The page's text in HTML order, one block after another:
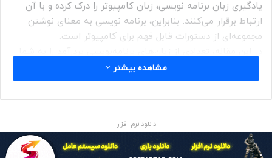
یادگیری زبان برنامه نویسی، زبان کامپیوتر را درک کرده و با آن
ارتباط برقرار می‌کنند. بنابراین، برنامه نویسی به معنای نوشتن
مجموعه‌ای از دستورات قابل فهم برای کامپیوتر است.
معرفی می‌کنیم و به بررسی مزایا و معایب برخی از این زبان‌ها
می‌پردازیم. همچنین نمونه‌هایی از معروف‌ترین پروژه‌هایی که از
این زبان‌ها استفاده کرده‌اند را ذکر می‌کنیم. تا پایان این مطلب با
برنامه‌نویسی؛ زبان‌های برنامه نویسی آینده دار را به شما معرفی
کنیم.
مشاهده بیشتر
دانلود نرم افزار